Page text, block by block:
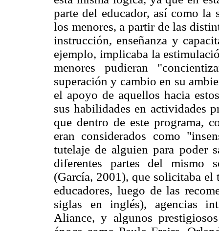
parte del educador, así como la
los menores, a partir de las
instrucción, enseñanza y
ejemplo, implicaba la
menores pudieran
superación y cambio en su
el apoyo de aquellos hacia
sus habilidades en actividades
que dentro de este programa,
eran considerados como
tutelaje de alguien para poder
diferentes partes del mismo
(García, 2001), que solicitaba
educadores, luego de las
siglas en inglés), agencias
Aliance, y algunos